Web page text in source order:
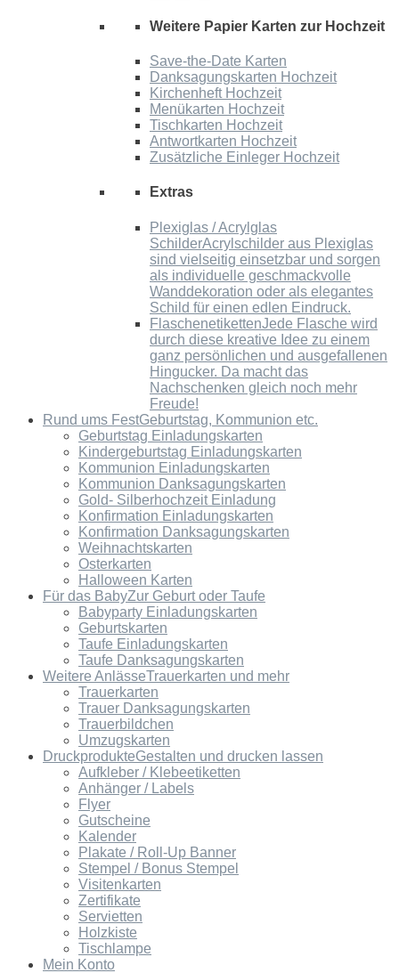
Weitere Papier Karten zur Hochzeit
Save-the-Date Karten
Danksagungskarten Hochzeit
Kirchenheft Hochzeit
Menükarten Hochzeit
Tischkarten Hochzeit
Antwortkarten Hochzeit
Zusätzliche Einleger Hochzeit
Extras
Plexiglas / Acrylglas
SchilderAcrylschilder aus Plexiglas
sind vielseitig einsetzbar und sorgen
als individuelle geschmackvolle
Wanddekoration oder als elegantes
Schild für einen edlen Eindruck.
FlaschenetikettenJede Flasche wird
durch diese kreative Idee zu einem
ganz persönlichen und ausgefallenen
Hingucker. Da macht das
Nachschenken gleich noch mehr
Freude!
Rund ums FestGeburtstag, Kommunion etc.
Geburtstag Einladungskarten
Kindergeburtstag Einladungskarten
Kommunion Einladungskarten
Kommunion Danksagungskarten
Gold- Silberhochzeit Einladung
Konfirmation Einladungskarten
Konfirmation Danksagungskarten
Weihnachtskarten
Osterkarten
Halloween Karten
Für das BabyZur Geburt oder Taufe
Babyparty Einladungskarten
Geburtskarten
Taufe Einladungskarten
Taufe Danksagungskarten
Weitere AnlässeTrauerkarten und mehr
Trauerkarten
Trauer Danksagungskarten
Trauerbildchen
Umzugskarten
DruckprodukteGestalten und drucken lassen
Aufkleber / Klebeetiketten
Anhänger / Labels
Flyer
Gutscheine
Kalender
Plakate / Roll-Up Banner
Stempel / Bonus Stempel
Visitenkarten
Zertifikate
Servietten
Holzkiste
Tischlampe
Mein Konto